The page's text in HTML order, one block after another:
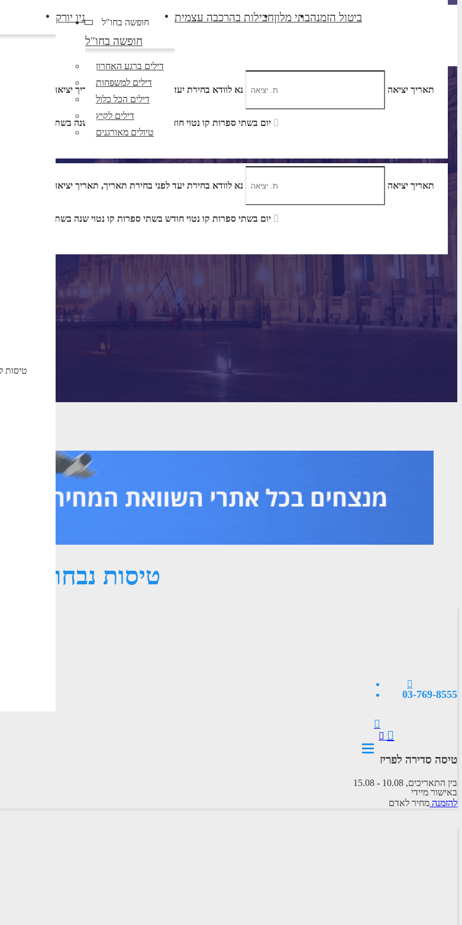
טיסות
ניו יורק חופשה בחו"ל
חופשה בחו"ל
דילים ברגע האחרון
דילים למשפחות
דילים הכל כלול
דילים לקיץ
טיולים מאורגנים
חבילות בהרכבה עצמיתבתי מלוןביטול הזמנה
03-769-8555
תאריך יציאה
נא לוודא בחירת יעד לפני בחירת תאריך, תאריך יציאה, מתי? יום,
תאריך יציאה
נא לוודא בחירת יעד לפני בחירת תאריך, תאריך יציאה,
טיסות נבחרות
טיסה סדירה לפריז
בין התאריכים, -
15.08
טיסה סדירה
SKY EXPRESS
באישור מיידי
להזמנה מחיר לאדם